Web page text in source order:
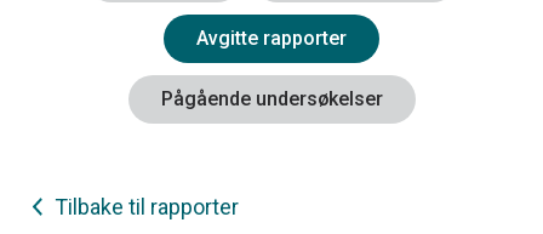
Avgitte rapporter
Pågående undersøkelser
Tilbake til rapporter